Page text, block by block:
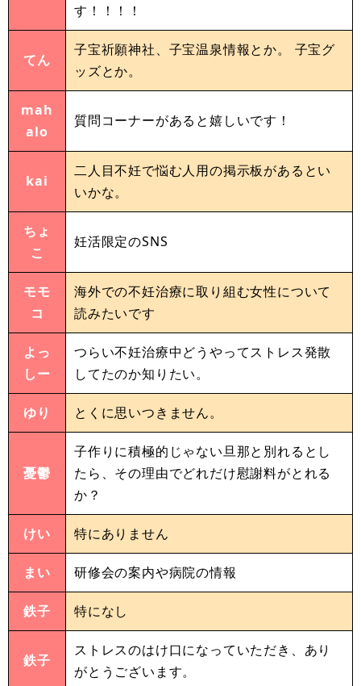
す！！！！
てん
子宝祈願神社、子宝温泉情報とか。 子宝グ
ッズとか。
mah
alo
質問コーナーがあると嬉しいです！
kai
二人目不妊で悩む人用の掲示板があるとい
いかな。
ちょ
こ
妊活限定のSNS
モモ
コ
海外での不妊治療に取り組む女性について
読みたいです
よっ
しー
つらい不妊治療中どうやってストレス発散
してたのか知りたい。
ゆり とくに思いつきません。
憂鬱
子作りに積極的じゃない旦那と別れるとし
たら、その理由でどれだけ慰謝料がとれる
か？
けい 特にありません
まい 研修会の案内や病院の情報
鉄子 特になし
鉄子
ストレスのはけ口になっていただき、あり
がとうございます。